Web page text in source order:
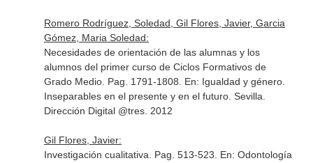
Romero Rodríguez, Soledad, Gil Flores, Javier, Garcia
Gómez, Maria Soledad:
Necesidades de orientación de las alumnas y los
alumnos del primer curso de Ciclos Formativos de
Grado Medio. Pag. 1791-1808. En: Igualdad y género.
Inseparables en el presente y en el futuro. Sevilla.
Dirección Digital @tres. 2012
Gil Flores, Javier:
Investigación cualitativa. Pag. 513-523. En: Odontología